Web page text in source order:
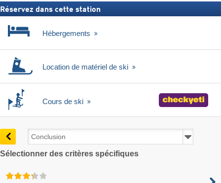
Réservez dans cette station
Hébergements
Location de matériel de ski
Cours de ski
Sélectionner des critères spécifiques